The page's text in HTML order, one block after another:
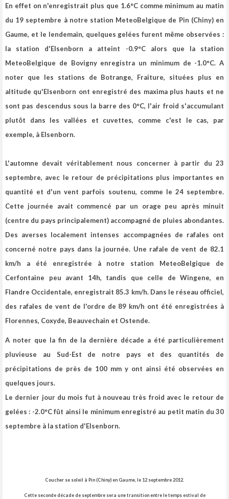
En effet on n'enregistrait plus que 1.6°C comme minimum au matin
du 19 septembre à notre station MeteoBelgique de Pin (Chiny) en
Gaume, et le lendemain, quelques gelées furent même observées :
la station d'Elsenborn a atteint -0.9°Calors que la station
MeteoBelgique de Bovigny enregistra un minimum de -1.0°C. A
noter que les stations de Botrange, Fraiture, situées plus en
altitude qu'Elsenborn ont enregistré des maxima plus hauts et ne
sont pas descendus sous la barre des 0°C, l'air froid s'accumulant
plutôt dans les vallées et cuvettes, comme c'est le cas, par
exemple, à Elsenborn.
L'automne devait véritablement nous concerner à partir du 23
septembre, avec le retour de précipitations plus importantes en
quantité et d'un vent parfois soutenu, comme le 24 septembre.
Cette journée avait commencé par un orage peu après minuit
(centre du pays principalement) accompagné de pluies abondantes.
Des averses localement intenses accompagnées de rafales ont
concerné notre pays dans la journée. Une rafale de vent de 82.1
km/h a été enregistrée à notre station MeteoBelgique de
Cerfontaine peu avant 14h, tandis que celle de Wingene, en
Flandre Occidentale, enregistrait 85.3 km/h. Dans le réseau officiel,
des rafales de vent de l'ordre de 89 km/h ont été enregistrées à
Florennes, Coxyde, Beauvechain et Ostende.
A noter que la fin de la dernière décade a été particulièrement
pluvieuse au Sud-Est de notre pays et des quantités de
précipitations de près de 100 mm y ont ainsi été observées en
quelques jours.
Le dernier jour du mois fut à nouveau très froid avec le retour de
gelées : -2.0°C fût ainsi le minimum enregistré au petit matin du 30
septembre à la station d'Elsenborn.
Coucher se soleil à Pin (Chiny) en Gaume, le 12 septembre 2012.
Cette seconde décade de septembre sera une transition entre le temps estival de